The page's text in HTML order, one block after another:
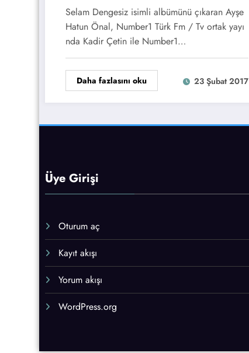
Selam Dengesiz isimli albümünü çıkaran Ayşe
Hatun Önal, Number1 Türk Fm / Tv ortak yayı
nda Kadir Çetin ile Number1…
Daha fazlasını oku 23 Şubat 2017
Üye Girişi
Oturum aç
Kayıt akışı
Yorum akışı
WordPress.org